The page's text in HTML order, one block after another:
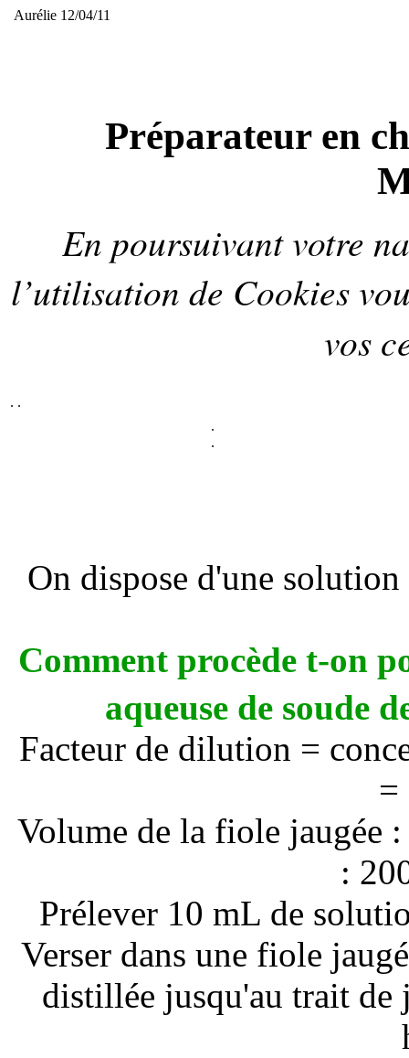
Aurélie 12/04/11
Préparateur en
En poursuivant votre
l’utilisation de Cookies
vos
. .
.
.
On dispose d'une
Comment procède t-on
aqueuse de soude
Facteur de dilution =
=
Volume de la fiole jaugée
:
Prélever 10 mL de
Verser dans une fiole
distillée jusqu'au trait de